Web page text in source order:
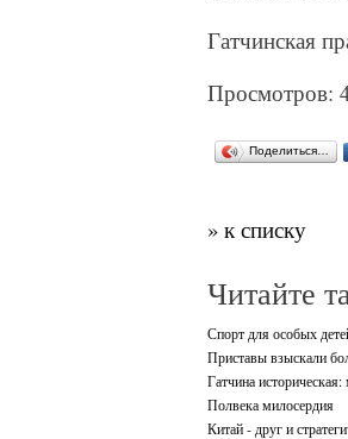
Гатчинская
Просмотров:
Поделиться…
» к списку
Читайте
Спорт для особых
Приставы взыскали
Гатчина
Полвека милосердия
Китай - друг и